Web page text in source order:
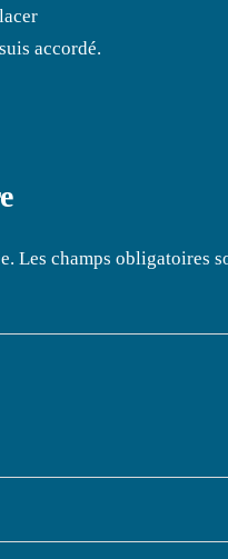
accordé.
Les champs obligatoires